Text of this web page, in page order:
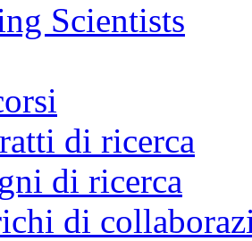
Scientists
di ricerca
di ricerca
di